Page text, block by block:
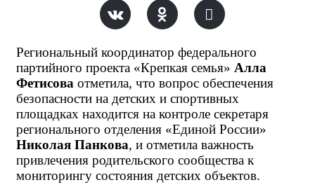
Региональный координатор федерального
партийного проекта «Крепкая семья» Алла
Фетисова отметила, что вопрос обеспечения
безопасности на детских и спортивных
площадках находится на контроле секретаря
регионального отделения «Единой России»
Николая Панкова, и отметила важность
привлечения родительского сообщества к
мониторингу состояния детских объектов.